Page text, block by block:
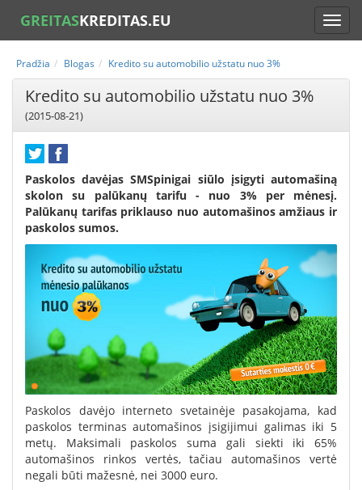
GREITASKREDITAS.EU
Pradžia Blogas Kredito su automobilio užstatu nuo 3%
Kredito su automobilio užstatu nuo 3%
(2015-08-21)
Paskolos davėjas SMSpinigai siūlo įsigyti automašiną
skolon su palūkanų tarifu - nuo 3% per mėnesį.
Palūkanų tarifas priklauso nuo automašinos amžiaus ir
paskolos sumos.
Paskolos davėjo interneto svetainėje pasakojama, kad
paskolos terminas automašinos įsigijimui galimas iki 5
metų. Maksimali paskolos suma gali siekti iki 65%
automašinos rinkos vertės, tačiau automašinos vertė
negali būti mažesnė, nei 3000 euro.